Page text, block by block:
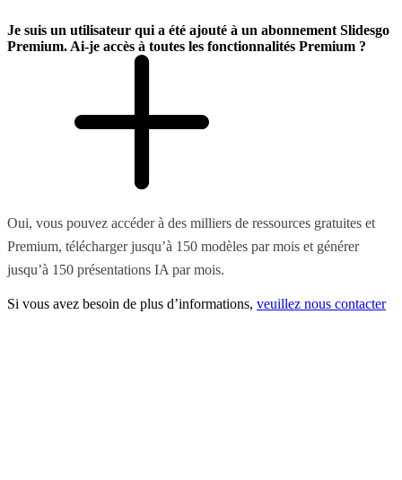
Je suis un utilisateur qui a été ajouté à un abonnement Slidesgo
Premium. Ai-je accès à toutes les fonctionnalités Premium ?
Oui, vous pouvez accéder à des milliers de ressources gratuites et
Premium, télécharger jusqu’à 150 modèles par mois et générer
jusqu’à 150 présentations IA par mois.
Si vous avez besoin de plus d’informations, veuillez nous contacter